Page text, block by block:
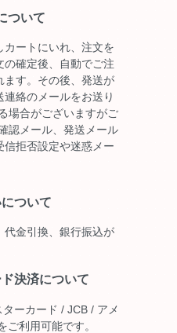
ついて
カートにいれ、注文を
確定後、自動でご注
ます。その後、発送が
絡のメールをお送り
場合がございますがご
認メール、発送メール
拒否設定や迷惑メー
ついて
代金引換、銀行振込が
決済について
ーカード / JCB / アメ
ご利用可能です。